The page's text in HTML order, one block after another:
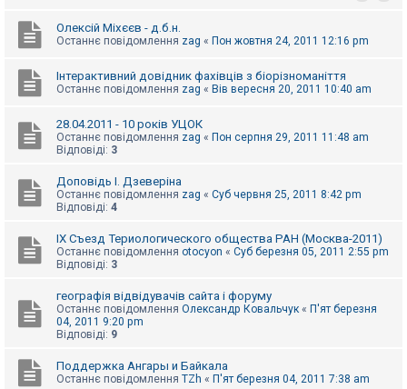
Олексій Міхєєв - д.б.н.
Останнє повідомлення zag « Пон жовтня 24, 2011 12:16 pm
Інтерактивний довідник фахівців з біорізноманіття
Останнє повідомлення zag « Вів вересня 20, 2011 10:40 am
28.04.2011 - 10 років УЦОК
Останнє повідомлення zag « Пон серпня 29, 2011 11:48 am
Відповіді: 3
Доповідь І. Дзеверіна
Останнє повідомлення zag « Суб червня 25, 2011 8:42 pm
Відповіді: 4
IX Съезд Териологического общества РАН (Москва-2011)
Останнє повідомлення otocyon « Суб березня 05, 2011 2:55 pm
Відповіді: 3
географія відвідувачів сайта і форуму
Останнє повідомлення Олександр Ковальчук « П'ят березня
04, 2011 9:20 pm
Відповіді: 9
Поддержка Ангары и Байкала
Останнє повідомлення TZh « П'ят березня 04, 2011 7:38 am